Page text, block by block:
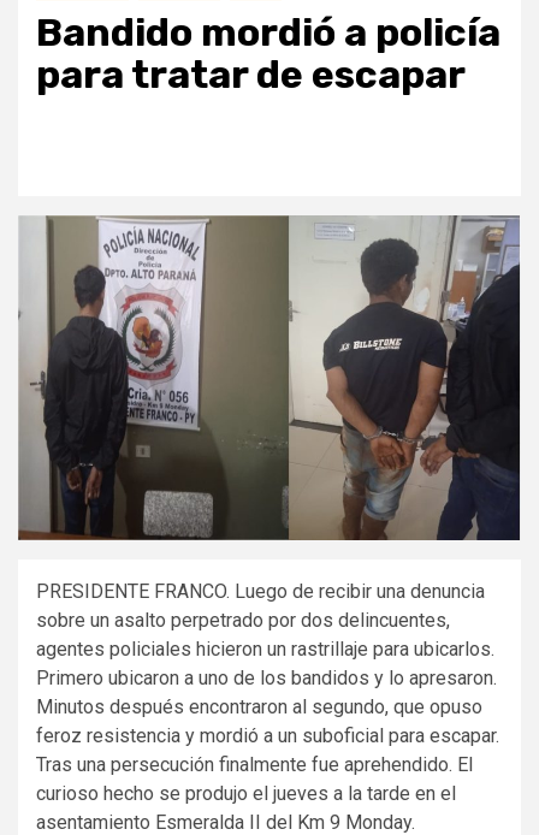
Bandido mordió a policía
para tratar de escapar
PRESIDENTE FRANCO. Luego de recibir una denuncia
sobre un asalto perpetrado por dos delincuentes,
agentes policiales hicieron un rastrillaje para ubicarlos.
Primero ubicaron a uno de los bandidos y lo apresaron.
Minutos después encontraron al segundo, que opuso
feroz resistencia y mordió a un suboficial para escapar.
Tras una persecución finalmente fue aprehendido. El
curioso hecho se produjo el jueves a la tarde en el
asentamiento Esmeralda II del Km 9 Monday.